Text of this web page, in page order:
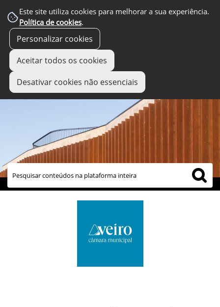
Este site utiliza cookies para melhorar a sua experiência.
Política de cookies.
Personalizar cookies
Aceitar todos os cookies
Desativar cookies não essenciais
links úteis